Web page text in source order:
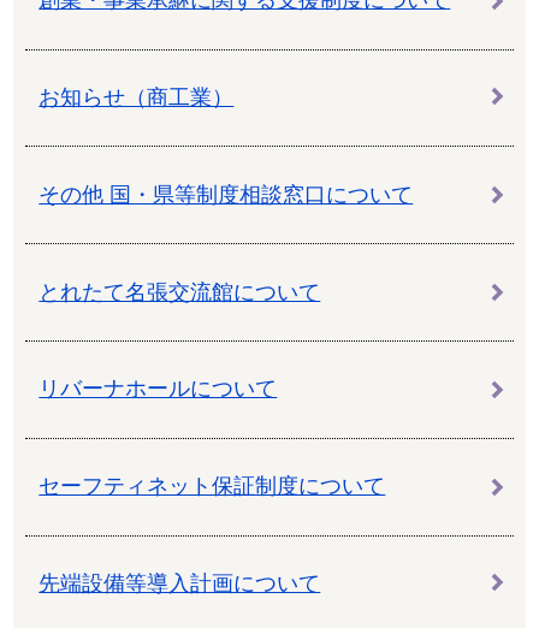
お知らせ（商工業）
その他 国・県等制度相談窓口について
とれたて名張交流館について
リバーナホールについて
セーフティネット保証制度について
先端設備等導入計画について